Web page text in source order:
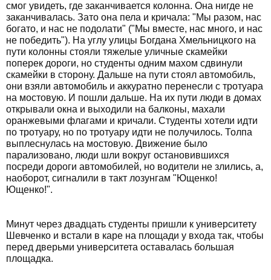
смог увидеть, где заканчивается колонна. Она нигде не
заканчивалась. Зато она пела и кричала: "Мы разом, нас
богато, и нас не подолати" ("Мы вместе, нас много, и нас
не победить"). На углу улицы Богдана Хмельницкого на
пути колонны стояли тяжелые уличные скамейки
поперек дороги, но студенты одним махом сдвинули
скамейки в сторону. Дальше на пути стоял автомобиль,
они взяли автомобиль и аккуратно перенесли с тротуара
на мостовую. И пошли дальше. На их пути люди в домах
открывали окна и выходили на балконы, махали
оранжевыми флагами и кричали. Студенты хотели идти
по тротуару, но по тротуару идти не получилось. Толпа
выплеснулась на мостовую. Движение было
парализовано, люди шли вокруг остановившихся
посреди дороги автомобилей, но водители не злились, а,
наоборот, сигналили в такт лозунгам "Ющенко!
Ющенко!".
Минут через двадцать студенты пришли к университету
Шевченко и встали в каре на площади у входа так, чтобы
перед дверьми университета оставалась большая
площадка.